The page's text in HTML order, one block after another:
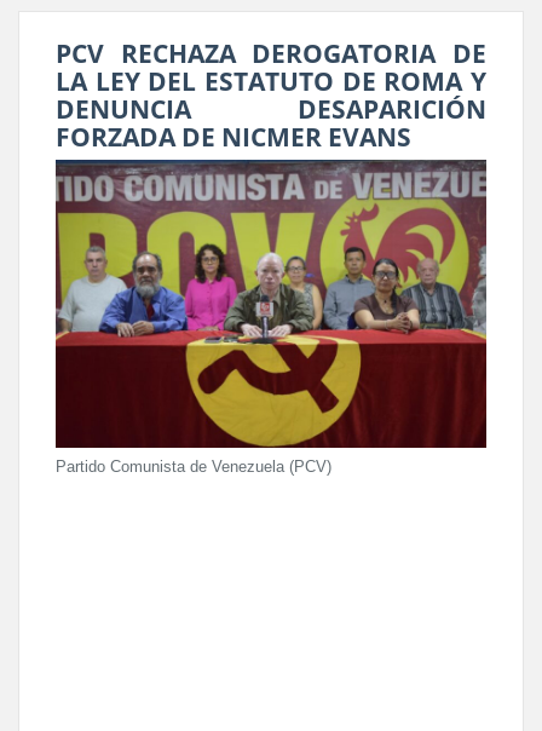
PCV RECHAZA DEROGATORIA DE
LA LEY DEL ESTATUTO DE ROMA Y
DENUNCIA DESAPARICIÓN
FORZADA DE NICMER EVANS
Partido Comunista de Venezuela (PCV)